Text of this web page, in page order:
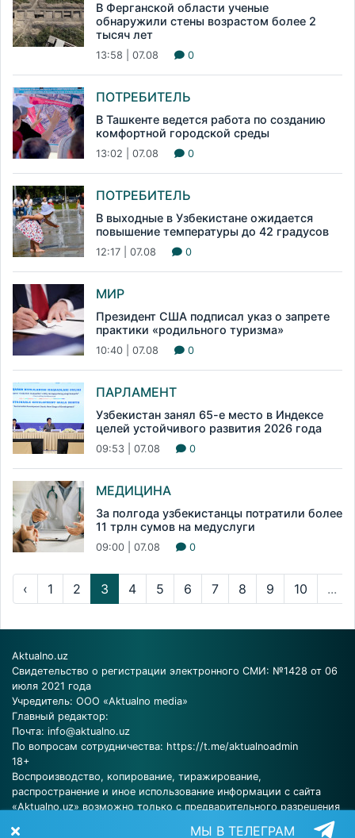
В Ферганской области ученые
обнаружили стены возрастом более 2
тысяч лет
13:58 | 07.08 0
ПОТРЕБИТЕЛЬ
В Ташкенте ведется работа по созданию
комфортной городской среды
13:02 | 07.08 0
ПОТРЕБИТЕЛЬ
В выходные в Узбекистане ожидается
повышение температуры до 42 градусов
12:17 | 07.08 0
МИР
Президент США подписал указ о запрете
практики «родильного туризма»
10:40 | 07.08 0
ПАРЛАМЕНТ
Узбекистан занял 65-е место в Индексе
целей устойчивого развития 2026 года
09:53 | 07.08 0
МЕДИЦИНА
За полгода узбекистанцы потратили более
11 трлн сумов на медуслуги
09:00 | 07.08 0
‹ 1 2 3 4 5 6 7 8 9 10 ...
Aktualno.uz
Свидетельство о регистрации электронного СМИ: №1428 от 06
июля 2021 года
Учредитель: ООО «Aktualno media»
Главный редактор:
Почта: info@aktualno.uz
По вопросам сотрудничества: https://t.me/aktualnoadmin
18+
Воспроизводство, копирование, тиражирование,
распространение и иное использование информации с сайта
«Aktualno.uz» возможно только с предварительного разрешения
МЫ В ТЕЛЕГРАМ